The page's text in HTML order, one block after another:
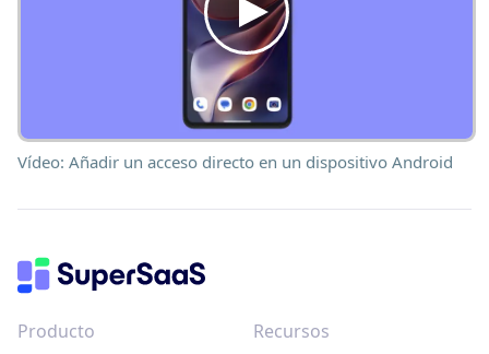
Vídeo: Añadir un acceso directo en un dispositivo Android
Producto
Recursos